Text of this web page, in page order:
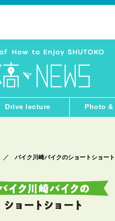
Drive lecture Photo &
／ バイク川崎バイクのショートショー